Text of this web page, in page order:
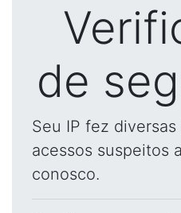
de
Seu IP fez
acessos suspeitos
conosco.